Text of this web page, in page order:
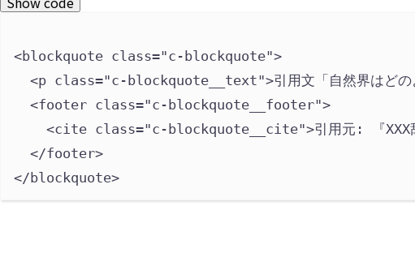
<blockquote class="c-blockquote">
<p class="c-blockquote__text">引用文「自然界はど
<footer class="c-blockquote__footer">
<cite class="c-blockquote__cite">引用元: 『XXX
</footer>
</blockquote>